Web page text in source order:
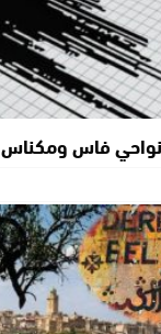
فاس ومكناس